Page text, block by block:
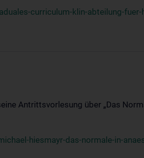
curriculum-klin-abteilung-
Antrittsvorlesung über „Das
hiesmayr-das-normale-in-